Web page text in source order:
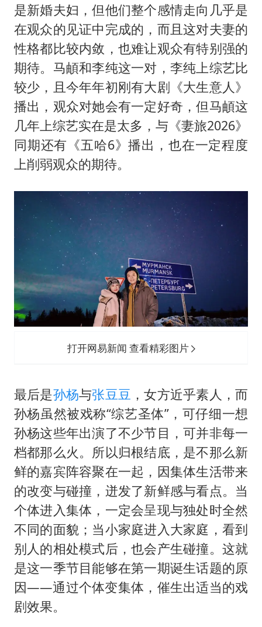
是新婚夫妇，但他们整个感情走向几乎是
在观众的见证中完成的，而且这对夫妻的
性格都比较内敛，也难让观众有特别强的
期待。马頔和李纯这一对，李纯上综艺比
较少，且今年年初刚有大剧《大生意人》
播出，观众对她会有一定好奇，但马頔这
几年上综艺实在是太多，与《妻旅2026》
同期还有《五哈6》播出，也在一定程度
上削弱观众的期待。
打开网易新闻 查看精彩图片
最后是孙杨与张豆豆 ，女方近乎素人，而
孙杨虽然被戏称“综艺圣体”，可仔细一想
孙杨这些年出演了不少节目，可并非每一
档都那么火。所以归根结底，是不那么新
鲜的嘉宾阵容聚在一起，因集体生活带来
的改变与碰撞，迸发了新鲜感与看点。当
个体进入集体，一定会呈现与独处时全然
不同的面貌；当小家庭进入大家庭，看到
别人的相处模式后，也会产生碰撞。这就
是这一季节目能够在第一期诞生话题的原
因——通过个体变集体，催生出适当的戏
剧效果。